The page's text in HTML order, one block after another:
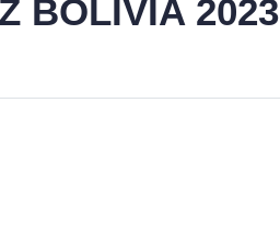
BOLIVIA 2023